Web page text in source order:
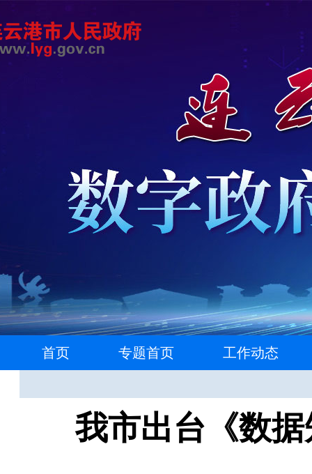
首页 专题首页 工作动态
我市出台《数